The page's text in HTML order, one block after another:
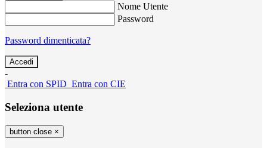
Nome Utente
Password
Password dimenticata?
-
Entra con SPID Entra con CIE
Seleziona utente
button close ×